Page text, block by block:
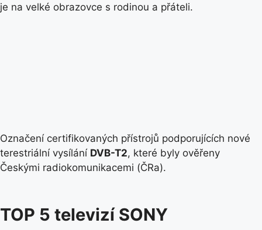
je na velké obrazovce s rodinou a přáteli.
Označení certifikovaných přístrojů podporujících nové
terestriální vysílání DVB-T2, které byly ověřeny
Českými radiokomunikacemi (ČRa).
TOP 5 televizí SONY